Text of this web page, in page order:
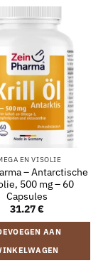
EN VISOLIE
– Antarctische
500 mg – 60
Capsules
31.27€
AAN